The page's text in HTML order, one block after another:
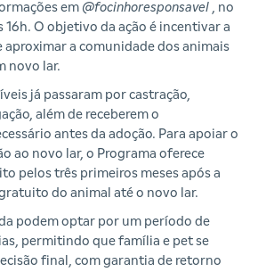
em @focinhoresponsavel , no
16h. O objetivo da ação é incentivar a
aproximar a comunidade dos animais
novo lar.
já passaram por castração,
além de receberem o
antes da adoção. Para apoiar o
ao novo lar, o Programa oferece
pelos três primeiros meses após a
do animal até o novo lar.
podem optar por um período de
permitindo que família e pet se
final, com garantia de retorno